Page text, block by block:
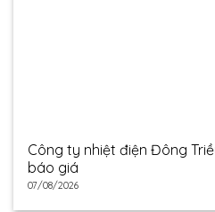
Công ty nhiệt điện Đông
báo giá
07/08/2026